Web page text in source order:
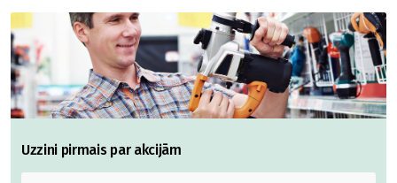
Uzzini pirmais par akcijām